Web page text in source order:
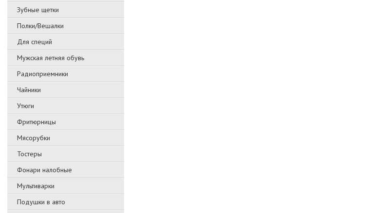
Зубные щетки
Полки/Вешалки
Для специй
Мужская летняя обувь
Радиоприемники
Чайники
Утюги
Фритюрницы
Мясорубки
Тостеры
Фонари налобные
Мультиварки
Подушки в авто